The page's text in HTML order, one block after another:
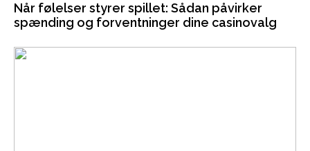
Når følelser styrer spillet: Sådan påvirker
spænding og forventninger dine casinovalg